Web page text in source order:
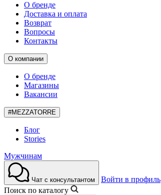
О бренде
Доставка и оплата
Возврат
Вопросы
Контакты
О компании
О бренде
Магазины
Вакансии
#MEZZATORRE
Блог
Stories
Мужчинам
Чат с консультантом
Войти в профиль
Поиск по каталогу